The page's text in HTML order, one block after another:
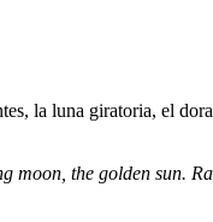
la luna giratoria, el
moon, the golden sun.